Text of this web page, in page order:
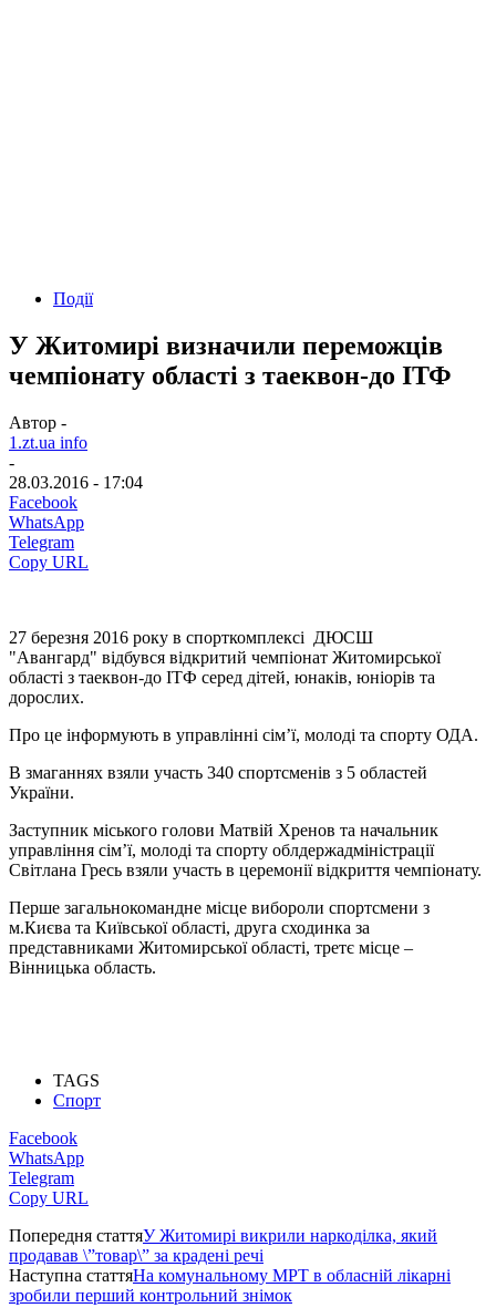
Події
У Житомирі визначили переможців
чемпіонату області з таеквон-до ІТФ
Автор -
1.zt.ua info
-
28.03.2016 - 17:04
Facebook
WhatsApp
Telegram
Copy URL
27 березня 2016 року в спорткомплексі ДЮСШ
"Авангард" відбувся відкритий чемпіонат Житомирської
області з таеквон-до ІТФ серед дітей, юнаків, юніорів та
дорослих.
Про це інформують в управлінні сім’ї, молоді та спорту ОДА.
В змаганнях взяли участь 340 спортсменів з 5 областей
України.
Заступник міського голови Матвій Хренов та начальник
управління сім’ї, молоді та спорту облдержадміністрації
Світлана Гресь взяли участь в церемонії відкриття чемпіонату.
Перше загальнокомандне місце вибороли спортсмени з
м.Києва та Київської області, друга сходинка за
представниками Житомирської області, третє місце –
Вінницька область.
TAGS
Спорт
Facebook
WhatsApp
Telegram
Copy URL
Попередня статтяУ Житомирі викрили наркоділка, який
продавав \”товар\” за крадені речі
Наступна статтяНа комунальному МРТ в обласній лікарні
зробили перший контрольний знімок